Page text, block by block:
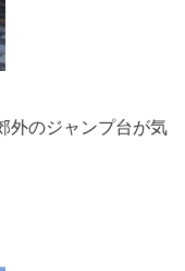
外のジャンプ台が気